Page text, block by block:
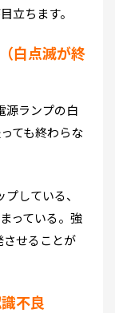
立ちます。
白点滅が終
源ランプの白
ても終わらな
している、
っている。強
せることが
不良